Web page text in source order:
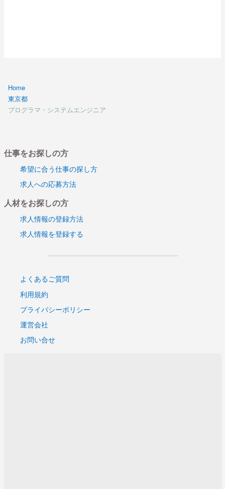
Home
東京都
プログラマ・システムエンジニア
仕事をお探しの方
希望に合う仕事の探し方
求人への応募方法
人材をお探しの方
求人情報の登録方法
求人情報を登録する
よくあるご質問
利用規約
プライバシーポリシー
運営会社
お問い合せ